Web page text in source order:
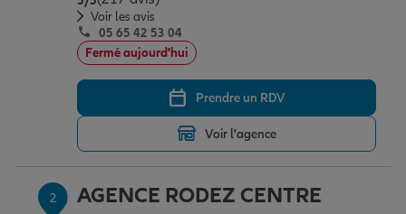
Assurance emprunteur
Prévoyance et dépendance
Assurance animal de compagnie
Protection de la famille
Protection juridique
Épargne & retraite
Plan épargne retraite
Placements financiers
Vos projets
Déménager
Outre-mer
Voir les avis
05 65 42 53 04
Fermé aujourd'hui
Prendre un RDV
Voir l'agence
2 AGENCE RODEZ CENTRE